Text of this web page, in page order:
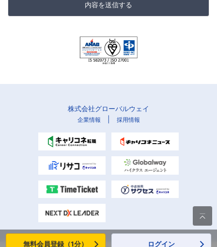
内容を送信する
株式会社グローバルウェイ
企業情報 採用情報

無料会員登録（1分） ログイン